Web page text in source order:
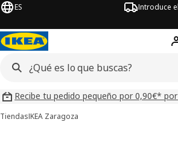
ES Introduce el
Recibe tu pedido pequeño por 0,90€*
TiendasIKEA Zaragoza